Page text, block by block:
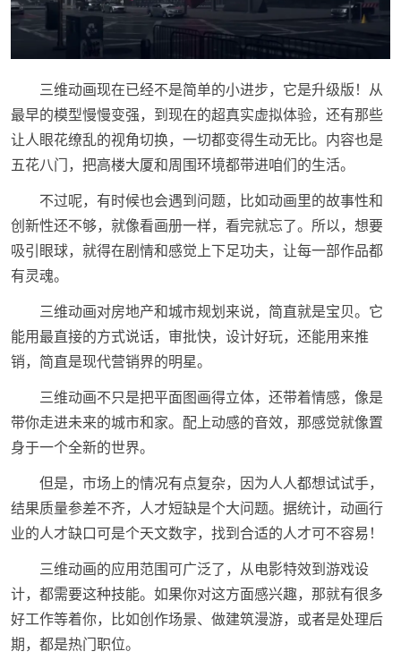
三维动画现在已经不是简单的小进步，它是升级版！从
最早的模型慢慢变强，到现在的超真实虚拟体验，还有那些
让人眼花缭乱的视角切换，一切都变得生动无比。内容也是
五花八门，把高楼大厦和周围环境都带进咱们的生活。
不过呢，有时候也会遇到问题，比如动画里的故事性和
创新性还不够，就像看画册一样，看完就忘了。所以，想要
吸引眼球，就得在剧情和感觉上下足功夫，让每一部作品都
有灵魂。
三维动画对房地产和城市规划来说，简直就是宝贝。它
能用最直接的方式说话，审批快，设计好玩，还能用来推
销，简直是现代营销界的明星。
三维动画不只是把平面图画得立体，还带着情感，像是
带你走进未来的城市和家。配上动感的音效，那感觉就像置
身于一个全新的世界。
但是，市场上的情况有点复杂，因为人人都想试试手，
结果质量参差不齐，人才短缺是个大问题。据统计，动画行
业的人才缺口可是个天文数字，找到合适的人才可不容易！
三维动画的应用范围可广泛了，从电影特效到游戏设
计，都需要这种技能。如果你对这方面感兴趣，那就有很多
好工作等着你，比如创作场景、做建筑漫游，或者是处理后
期，都是热门职位。